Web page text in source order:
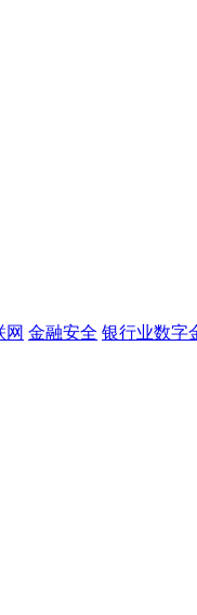
网 金融安全 银行业数字